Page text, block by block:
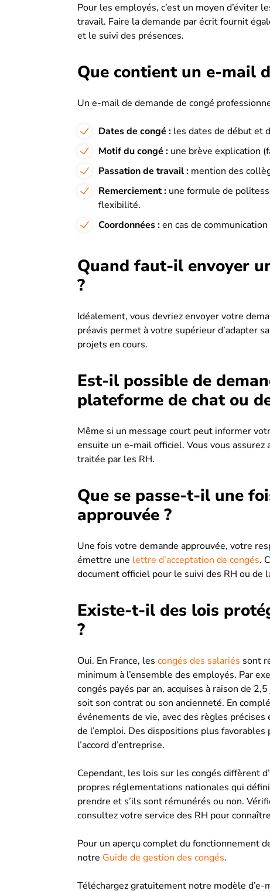
Pour les employés, c’est un moyen d’éviter
travail. Faire la demande par écrit fournit
et le suivi des présences.
Que contient un e-mail
Un e-mail de demande de congé
Dates de congé : les dates de début et
Motif du congé : une brève explication
Passation de travail : mention des
Remerciement : une formule de
flexibilité.
Coordonnées :en cas de
Quand faut-il envoyer
?
Idéalement, vous devriez envoyer votre
préavis permet à votre supérieur d’adapter
projets en cours.
Est-il possible de
plateforme de chat ou
Même si un message court peut informer
ensuite un e-mail officiel. Vous vous
traitée par les RH.
Que se passe-t-il une
approuvée ?
Une fois votre demande approuvée, votre
émettre une lettre d’acceptation de congés.
document officiel pour le suivi des RH ou de
Existe-t-il des lois
?
Oui. En France, les congés des salariés sont
minimum à l’ensemble des employés. Par
congés payés par an, acquises à raison de
soit son contrat ou son ancienneté. En
événements de vie, avec des règles
de l’emploi. Des dispositions plus
l’accord d’entreprise.
Cependant, les lois sur les congés diffèrent
propres réglementations nationales qui
prendre et s’ils sont rémunérés ou non.
consultez votre service des RH pour
Pour un aperçu complet du fonctionnement
notre Guide de gestion des congés.
Téléchargez gratuitement notre modèle d’e-